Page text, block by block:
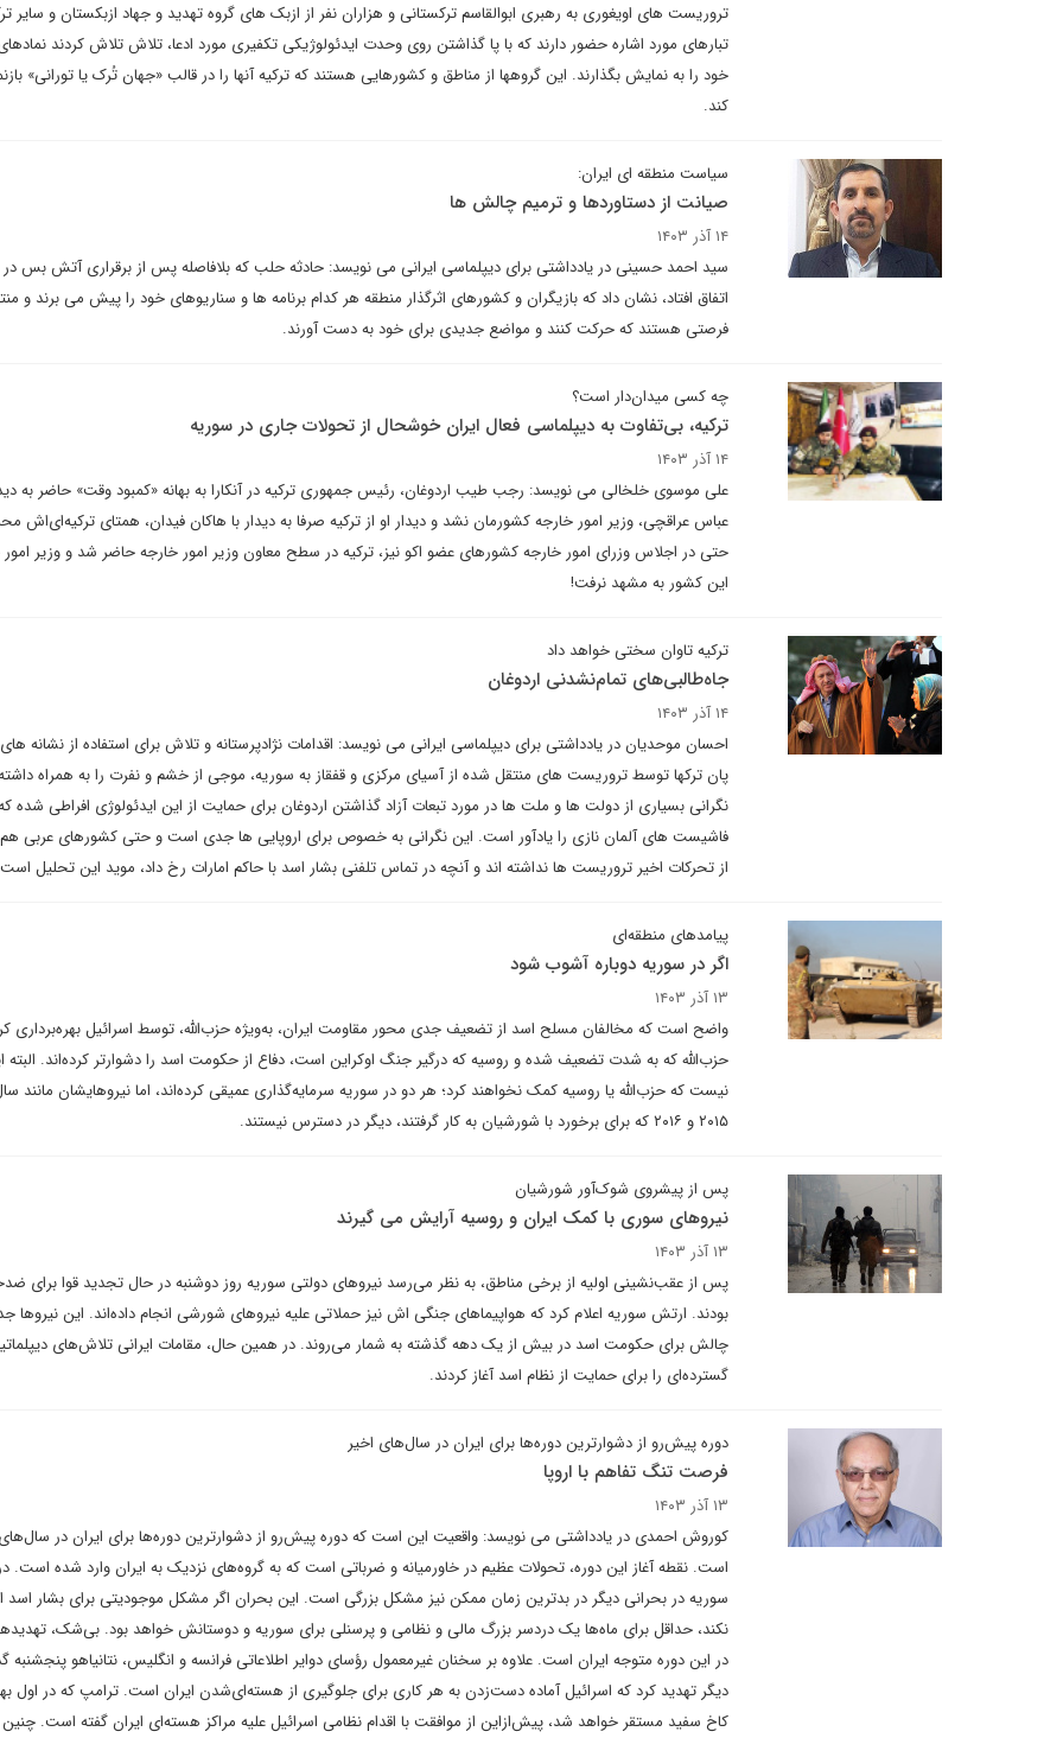
تروریست های اویغوری به رهبری ابوالقاسم ترکستانی و هزاران نفر از ازبک های گروه تهدید و جهاد ازبکستان و سایر
تبارهای مورد اشاره حضور دارند که با پا گذاشتن روی وحدت ایدئولوژیکی تکفیری مورد ادعا، تلاش تلاش کردند
خود را به نمایش بگذارند. این گروهها از مناطق و کشورهایی هستند که ترکیه آنها را در قالب «جهان تُرک یا تورانی»
کند.
سیاست منطقه ای ایران:
صیانت از دستاوردها و ترمیم چالش ها
۱۴ آذر ۱۴۰۳
سید احمد حسینی در یادداشتی برای دیپلماسی ایرانی می نویسد: حادثه حلب که بلافاصله پس از برقراری آتش بس در
اتفاق افتاد، نشان داد که بازیگران و کشورهای اثرگذار منطقه هر کدام برنامه ها و سناریوهای خود را پیش می برند و
فرصتی هستند که حرکت کنند و مواضع جدیدی برای خود به دست آورند.
چه کسی میدان‌دار است؟
ترکیه، بی‌تفاوت به‌ دیپلماسی فعال ایران خوشحال از تحولات جاری در سوریه
۱۴ آذر ۱۴۰۳
علی موسوی خلخالی می نویسد: رجب طیب اردوغان، رئیس جمهوری ترکیه در آنکارا به بهانه «کمبود وقت» حاضر به
عباس عراقچی، وزیر امور خارجه کشورمان نشد و دیدار او از ترکیه صرفا به دیدار با هاکان فیدان، همتای ترکیه‌ای‌اش
حتی در اجلاس وزرای امور خارجه کشورهای عضو اکو نیز، ترکیه در سطح معاون وزیر امور خارجه حاضر شد و وزیر
این کشور به مشهد نرفت!
ترکیه تاوان سختی خواهد داد
جاه‌طالبی‌های تمام‌نشدنی اردوغان
۱۴ آذر ۱۴۰۳
احسان موحدیان در یادداشتی برای دیپلماسی ایرانی می نویسد: اقدامات نژادپرستانه و تلاش برای استفاده از نشانه
پان ترکها توسط تروریست های منتقل شده از آسیای مرکزی و قفقاز به سوریه، موجی از خشم و نفرت را به همراه
نگرانی بسیاری از دولت ها و ملت ها در مورد تبعات آزاد گذاشتن اردوغان برای حمایت از این ایدئولوژی افراطی شده که
فاشیست های آلمان نازی را یادآور است. این نگرانی به خصوص برای اروپایی ها جدی است و حتی کشورهای عربی
از تحرکات اخیر تروریست ها نداشته اند و آنچه در تماس تلفنی بشار اسد با حاکم امارات رخ داد، موید این تحلیل
پیامدهای منطقه‌ای
اگر در سوریه دوباره آشوب شود
۱۳ آذر ۱۴۰۳
واضح است که مخالفان مسلح اسد از تضعیف جدی محور مقاومت ایران، به‌ویژه حزب‌الله، توسط اسرائیل بهره‌برداری
حزب‌الله که به شدت تضعیف شده و روسیه که درگیر جنگ اوکراین است، دفاع از حکومت اسد را دشوارتر کرده‌اند. البته
نیست که حزب‌الله یا روسیه کمک نخواهند کرد؛ هر دو در سوریه سرمایه‌گذاری عمیقی کرده‌اند، اما نیروهایشان مانند
۲۰۱۵ و ۲۰۱۶ که برای برخورد با شورشیان به کار گرفتند، دیگر در دسترس نیستند.
پس از پیشروی شوک‌آور شورشیان
نیروهای سوری با کمک ایران و روسیه آرایش می گیرند
۱۳ آذر ۱۴۰۳
پس از عقب‌نشینی اولیه از برخی مناطق، به نظر می‌رسد نیروهای دولتی سوریه روز دوشنبه در حال تجدید قوا برای
بودند. ارتش سوریه اعلام کرد که هواپیماهای جنگی اش نیز حملاتی علیه نیروهای شورشی انجام داده‌اند. این نیروها
چالش برای حکومت اسد در بیش از یک دهه گذشته به شمار می‌روند. در همین حال، مقامات ایرانی تلاش‌های
گسترده‌ای را برای حمایت از نظام اسد آغاز کردند.
دوره پیش‌رو از دشوارترین دوره‌ها برای ایران در سال‌های اخیر
فرصت تنگ تفاهم با اروپا
۱۳ آذر ۱۴۰۳
کوروش احمدی در یادداشتی می نویسد: واقعیت این است که دوره پیش‌رو از دشوارترین دوره‌ها برای ایران در
است. نقطه آغاز این دوره، تحولات عظیم در خاورمیانه و ضرباتی است که به گروه‌های نزدیک به ایران وارد شده است.
سوریه در بحرانی دیگر در بدترین زمان ممکن نیز مشکل بزرگی است. این بحران اگر مشکل موجودیتی برای بشار اسد
نکند، حداقل برای ماه‌ها یک دردسر بزرگ مالی و نظامی و پرسنلی برای سوریه و دوستانش خواهد بود. بی‌شک،
در این دوره متوجه ایران است. علاوه بر سخنان غیرمعمول رؤسای دوایر اطلاعاتی فرانسه و انگلیس، نتانیاهو پنجشنبه
دیگر تهدید کرد که اسرائیل آماده دست‌زدن به هر کاری برای جلوگیری از هسته‌ای‌شدن ایران است. ترامپ که در اول
کاخ سفید مستقر خواهد شد، پیش‌ازاین از موافقت با اقدام نظامی اسرائیل علیه مراکز هسته‌ای ایران گفته است.